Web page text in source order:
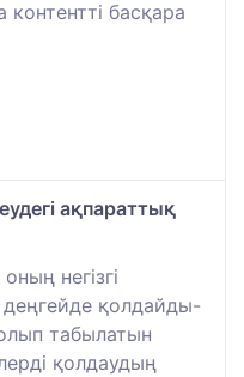
басқара
ақпараттық
негізгі
қолдайды-
табылатын
қолдаудың